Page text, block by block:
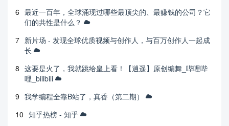
6 最近一百年，全球涌现过哪些最顶尖的、最赚钱的公司？它
们的共性是什么？
7 新片场 - 发现全球优质视频与创作人，与百万创作人一起成
长
8 这要是火了，我就跳给皇上看！【逍遥】原创编舞_哔哩哔
哩_bilibili
9 我学编程全靠B站了，真香（第二期）
10 知乎热榜 - 知乎